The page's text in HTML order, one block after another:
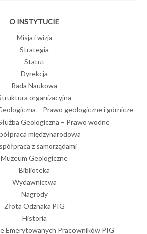
O INSTYTUCIE
Misja i wizja
Strategia
Statut
Dyrekcja
Rada Naukowa
organizacyjna
– Prawo geologiczne i górnicze
Geologiczna – Prawo wodne
międzynarodowa
z samorządami
Muzeum Geologiczne
Biblioteka
Wydawnictwa
Nagrody
Złota Odznaka PIG
Historia
Emerytowanych Pracowników PIG